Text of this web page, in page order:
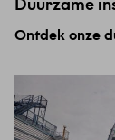
Duurzame
Ontdek onze